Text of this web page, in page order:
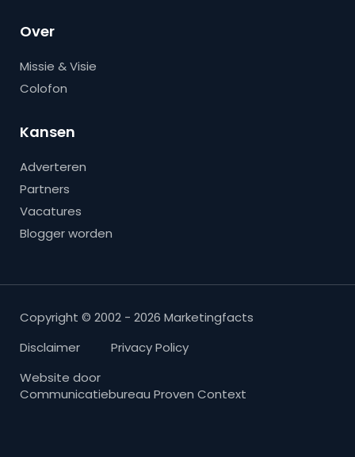
Over
Missie & Visie
Colofon
Kansen
Adverteren
Partners
Vacatures
Blogger worden
Copyright © 2002 - 2026 Marketingfacts
Disclaimer
Privacy Policy
Website door
Communicatiebureau Proven Context